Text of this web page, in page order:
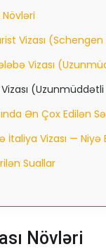
Növləri
Vizası (Schengen
Vizası (Uzunmüddətli —
(Uzunmüddətli —
Ən Çox Edilən
İtaliya Vizası — Niyə
Suallar
Növləri